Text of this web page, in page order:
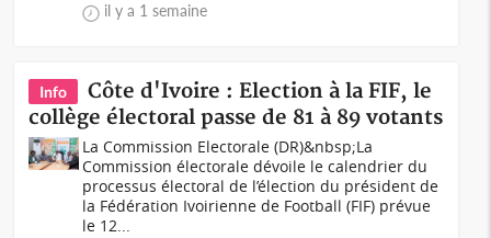
il y a 1 semaine
Info
Côte d'Ivoire : Election à la FIF, le
collège électoral passe de 81 à 89 votants
La Commission Electorale (DR)&nbsp;La
Commission électorale dévoile le calendrier du
processus électoral de l’élection du président de
la Fédération Ivoirienne de Football (FIF) prévue
le 12...